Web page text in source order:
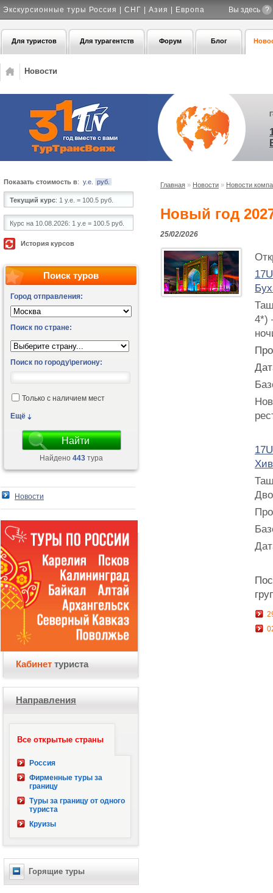
Экскурсионные туры Россия | СНГ | Азия | Европа Вы здесь ?
Для туристов Для турагентств Форум Блог
Новости
Главная » Новости » Новости
Новый год
25/02/2026
4*)
Показать стоимость в: у.е. руб.
Текущий курс: 1 у.е. = 100.5 руб.
Курс на 10.08.2026: 1 у.е = 100.5 руб.
История курсов
Поиск туров
Город отправления:
Поиск по стране:
Поиск по городу\региону:
Только с наличием мест
Ещё
Найдено 443 тура
Новости
Кабинет туриста
Направления
Все открытые страны
Россия
Фирменные туры за
границу
Туры за границу от одного
туриста
Круизы
Горящие туры